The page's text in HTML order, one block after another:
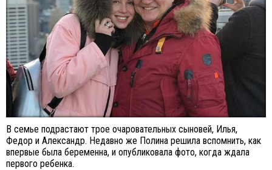
В семье подрастают трое очаровательных сыновей, Илья,
Федор и Александр. Недавно же Полина решила вспомнить, как
впервые была беременна, и опубликовала фото, когда ждала
первого ребенка.